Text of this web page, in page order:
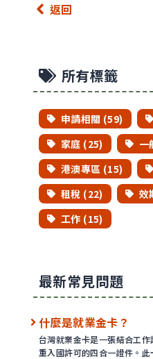
返回
所有標籤
申請相關 (59)
家庭 (25)
一
港澳專區 (15)
租稅 (22)
效
工作 (15)
最新常見問題
什麼是就業金卡？
台灣就業金卡是一張結合工
重入國許可的四合一證件。